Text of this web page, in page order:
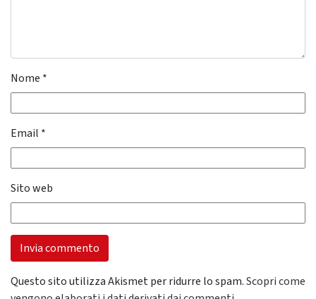
Nome *
Email *
Sito web
Questo sito utilizza Akismet per ridurre lo spam.Scopri come